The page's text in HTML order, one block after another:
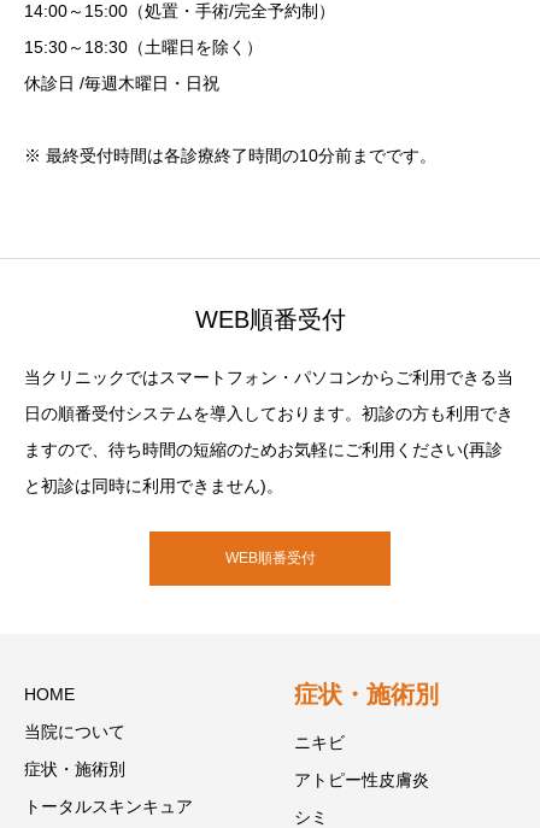
14:00～15:00（処置・手術/完全予約制）
15:30～18:30（土曜日を除く）
休診日 /毎週木曜日・日祝
※ 最終受付時間は各診療終了時間の10分前までです。
WEB順番受付
当クリニックではスマートフォン・パソコンからご利用できる当
日の順番受付システムを導入しております。初診の方も利用でき
ますので、待ち時間の短縮のためお気軽にご利用ください(再診
と初診は同時に利用できません)。
WEB順番受付
HOME
当院について
症状・施術別
トータルスキンキュア
症状・施術別
ニキビ
アトピー性皮膚炎
シミ